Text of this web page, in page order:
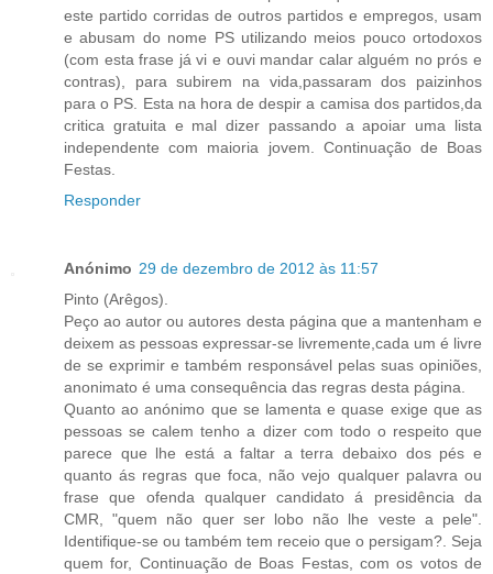
este partido corridas de outros partidos e empregos, usam
e abusam do nome PS utilizando meios pouco ortodoxos
(com esta frase já vi e ouvi mandar calar alguém no prós e
contras), para subirem na vida,passaram dos paizinhos
para o PS. Esta na hora de despir a camisa dos partidos,da
critica gratuita e mal dizer passando a apoiar uma lista
independente com maioria jovem. Continuação de Boas
Festas.
Responder
Anónimo 29 de dezembro de 2012 às 11:57
Pinto (Arêgos).
Peço ao autor ou autores desta página que a mantenham e
deixem as pessoas expressar-se livremente,cada um é livre
de se exprimir e também responsável pelas suas opiniões,
anonimato é uma consequência das regras desta página.
Quanto ao anónimo que se lamenta e quase exige que as
pessoas se calem tenho a dizer com todo o respeito que
parece que lhe está a faltar a terra debaixo dos pés e
quanto ás regras que foca, não vejo qualquer palavra ou
frase que ofenda qualquer candidato á presidência da
CMR, "quem não quer ser lobo não lhe veste a pele".
Identifique-se ou também tem receio que o persigam?. Seja
quem for, Continuação de Boas Festas, com os votos de